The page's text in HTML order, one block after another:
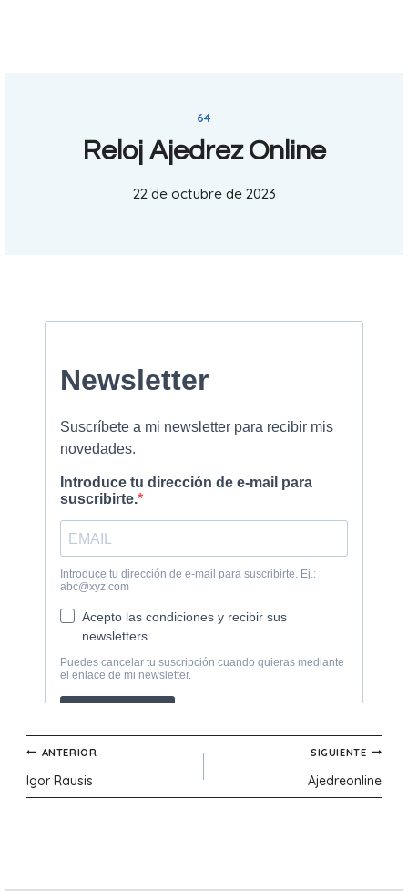
64
Reloj Ajedrez Online
22 de octubre de 2023
Navegación
de
ANTERIOR
Igor Rausis
SIGUIENTE
Ajedreonline